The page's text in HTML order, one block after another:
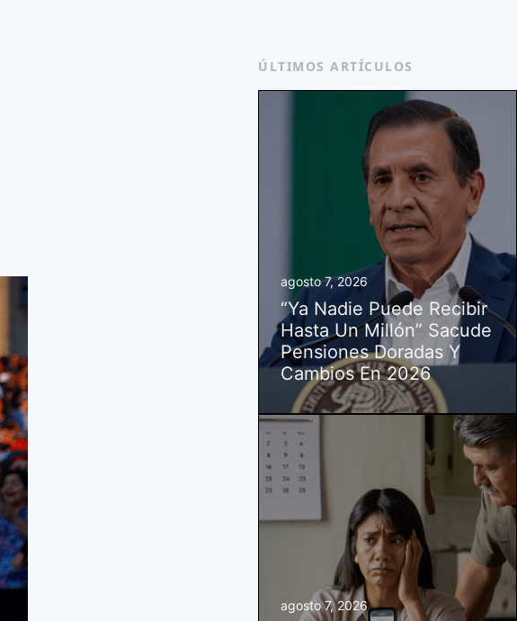
ÚLTIMOS ARTÍCULOS
agosto 7, 2026
“Ya Nadie Puede Recibir
Hasta Un Millón” Sacude
Pensiones Doradas Y
Cambios En 2026
agosto 7, 2026